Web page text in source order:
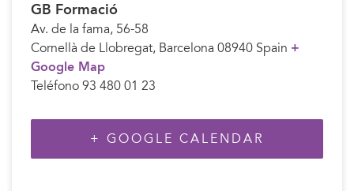
GB Formació
Av. de la fama, 56-58
Cornellà de Llobregat, Barcelona 08940 Spain +
Google Map
Teléfono 93 480 01 23
+ GOOGLE CALENDAR